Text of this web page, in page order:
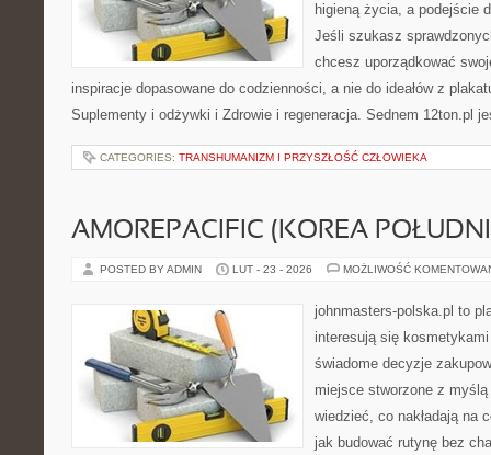
higieną życia, a podejście
Jeśli szukasz
chcesz uporządkować
inspiracje dopasowane do codzienności, a nie do ideałów z
Suplementy i odżywki i Zdrowie i regeneracja. Sednem 12ton.pl
CATEGORIES: TRANSHUMANIZM I PRZYSZŁOŚĆ CZŁOWIEKA
AMOREPACIFIC (KOREA
POSTED BY ADMIN LUT - 23 - 2026 MOŻLIWOŚĆ
johnmasters-polska.pl to
interesują się
świadome decyzje
miejsce stworzone z
wiedzieć, co nakładają na
jak budować rutynę bez